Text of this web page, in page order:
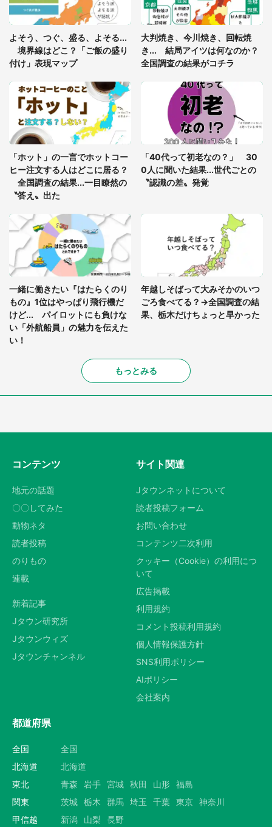
座布団だろ」「食パンの耳」と1.4万人困惑
っ暗な道で遭難状態。なんとか見つけた民家に助け
を求めると、住人の男性が...」
「孫にあげると思って、あなたにこれをあげる」
真夏の山道で見知らぬお婆さんに握らされたもの
（山口県・30代女性）
よそう、つぐ、盛る、よそる...
境界線はどこ？「ご飯の盛り
付け」表現マップ
大判焼き、今川焼き、回転焼
き... 結局アイツは何なのか？
全国調査の結果がコチラ
「ホット」の一言でホットコー
ヒー注文する人はどこに居る？
全国調査の結果...一目瞭然の
〝答え〟出た
「40代って初老なの？」 30
0人に聞いた結果...世代ごとの
〝認識の差〟発覚
一緒に働きたい『はたらくのり
もの』1位はやっぱり飛行機だ
けど... パイロットにも負けな
い「外航船員」の魅力を伝えた
い！
年越しそばって大みそかのいつ
ごろ食べてる？→全国調査の結
果、栃木だけちょっと早かった
もっとみる
コンテンツ
地元の話題
〇〇してみた
動物ネタ
読者投稿
のりもの
連載
新着記事
Jタウン研究所
Jタウンウィズ
Jタウンチャンネル
サイト関連
Jタウンネットについて
読者投稿フォーム
お問い合わせ
コンテンツ二次利用
クッキー（Cookie）の利用につ
いて
広告掲載
利用規約
コメント投稿利用規約
個人情報保護方針
SNS利用ポリシー
AIポリシー
会社案内
都道府県
全国
全国
北海道
北海道
東北
青森 岩手 宮城 秋田 山形 福島
関東
茨城 栃木 群馬 埼玉 千葉 東京 神奈川
甲信越
新潟 山梨 長野